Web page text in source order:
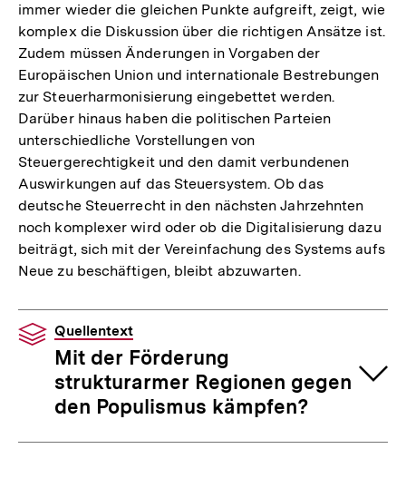
immer wieder die gleichen Punkte aufgreift, zeigt, wie
komplex die Diskussion über die richtigen Ansätze ist.
Zudem müssen Änderungen in Vorgaben der
Europäischen Union und internationale Bestrebungen
zur Steuerharmonisierung eingebettet werden.
Darüber hinaus haben die politischen Parteien
unterschiedliche Vorstellungen von
Steuergerechtigkeit und den damit verbundenen
Auswirkungen auf das Steuersystem. Ob das
deutsche Steuerrecht in den nächsten Jahrzehnten
noch komplexer wird oder ob die Digitalisierung dazu
beiträgt, sich mit der Vereinfachung des Systems aufs
Neue zu beschäftigen, bleibt abzuwarten.
Quellentext
Mit der Förderung
strukturarmer Regionen gegen
den Populismus kämpfen?